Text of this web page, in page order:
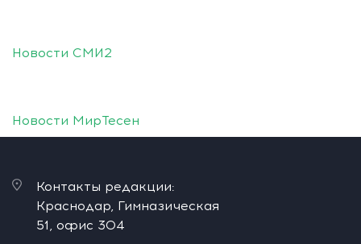
Новости СМИ2
Новости МирТесен
Контакты редакции:
Краснодар, Гимназическая
51, офис 304